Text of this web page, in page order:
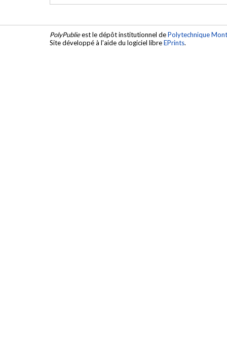
PolyPublieest le dépôt institutionnel dePolytechnique
Site développé à l'aide du logiciel libreEPrints.